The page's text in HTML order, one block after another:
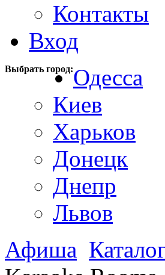
Контакты
Вход
Выбрать город:Одесса
Киев
Харьков
Донецк
Днепр
Львов
Афиша